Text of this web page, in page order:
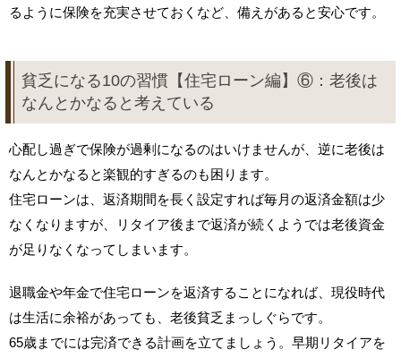
るように保険を充実させておくなど、備えがあると安心です。
貧乏になる10の習慣【住宅ローン編】⑥：老後は
なんとかなると考えている
心配し過ぎで保険が過剰になるのはいけませんが、逆に老後は
なんとかなると楽観的すぎるのも困ります。
住宅ローンは、返済期間を長く設定すれば毎月の返済金額は少
なくなりますが、リタイア後まで返済が続くようでは老後資金
が足りなくなってしまいます。
退職金や年金で住宅ローンを返済することになれば、現役時代
は生活に余裕があっても、老後貧乏まっしぐらです。
65歳までには完済できる計画を立てましょう。早期リタイアを